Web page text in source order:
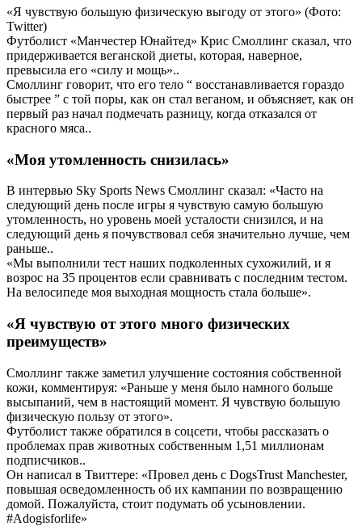
«Я чувствую большую физическую выгоду от этого» (Фото:
Twitter)
Футболист «Манчестер Юнайтед» Крис Смоллинг сказал, что
придерживается веганской диеты, которая, наверное,
превысила его «силу и мощь»..
Смоллинг говорит, что его тело “ восстанавливается гораздо
быстрее ” с той поры, как он стал веганом, и объясняет, как он
первый раз начал подмечать разницу, когда отказался от
красного мяса..
«Моя утомленность снизилась»
В интервью Sky Sports News Смоллинг сказал: «Часто на
следующий день после игры я чувствую самую большую
утомленность, но уровень моей усталости снизился, и на
следующий день я почувствовал себя значительно лучше, чем
раньше..
«Мы выполнили тест наших подколенных сухожилий, и я
возрос на 35 процентов если сравнивать с последним тестом.
На велосипеде моя выходная мощность стала больше».
«Я чувствую от этого много физических
преимуществ»
Смоллинг также заметил улучшение состояния собственной
кожи, комментируя: «Раньше у меня было намного больше
высыпаний, чем в настоящий момент. Я чувствую большую
физическую пользу от этого».
Футболист также обратился в соцсети, чтобы рассказать о
проблемах прав животных собственным 1,51 миллионам
подписчиков..
Он написал в Твиттере: «Провел день с DogsTrust Manchester,
повышая осведомленность об их кампании по возвращению
домой. Пожалуйста, стоит подумать об усыновлении.
#Adogisforlife»